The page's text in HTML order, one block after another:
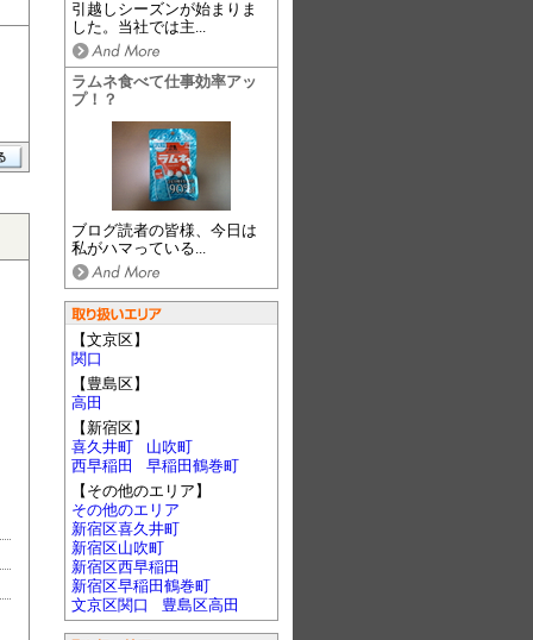
引越しシーズンが始まりま
した。当社では主...
ラムネ食べて仕事効率アッ
プ！？
ブログ読者の皆様、今日は
私がハマっている...
【文京区】
関口
【豊島区】
高田
【新宿区】
喜久井町
山吹町
西早稲田
早稲田鶴巻町
【その他のエリア】
その他のエリア
新宿区喜久井町
新宿区山吹町
新宿区西早稲田
新宿区早稲田鶴巻町
文京区関口
豊島区高田